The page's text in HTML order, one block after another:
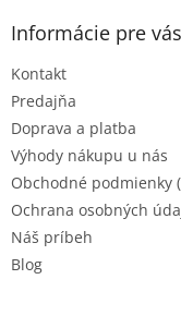
Informácie pre vás
Kontakt
Predajňa
Doprava a platba
Výhody nákupu u nás
Obchodné podmienky
Ochrana osobných
Náš príbeh
Blog